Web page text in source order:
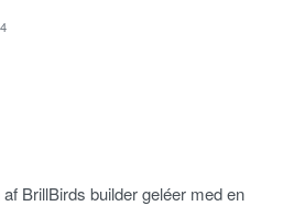
BrillBirds builder geléer med en